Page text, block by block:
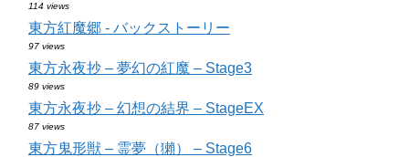
114 views
東方紅魔郷 - バックストーリー
97 views
東方永夜抄 – 夢幻の紅魔 – Stage3
89 views
東方永夜抄 – 幻想の結界 – StageEX
87 views
東方鬼形獣 – 霊夢（獺） – Stage6